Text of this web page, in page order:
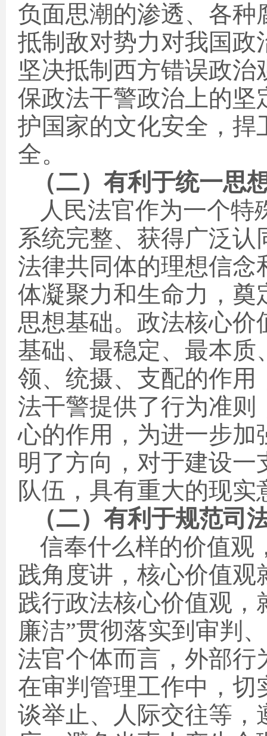
负面思潮的渗透、各
抵制敌对势力对我国政
坚决抵制西方错误政
保政法干警政治上的坚
护国家的文化安全，捍
全。
（二）有利于统一思
人民法官作为一个特
系统完整、获得广泛
法律共同体的理想信
体凝聚力和生命力，奠
思想基础。政法核心
基础、最稳定、最本
领、统摄、支配的作用
法干警提供了行为准
心的作用，为进一步加
明了方向，对于建设
队伍，具有重大的现实
（二）有利于规范司
信奉什么样的价值观
践角度讲，核心价值
践行政法核心价值观，
廉洁”贯彻落实到审判
法官个体而言，外部
在审判管理工作中，切
谈举止、人际交往等，